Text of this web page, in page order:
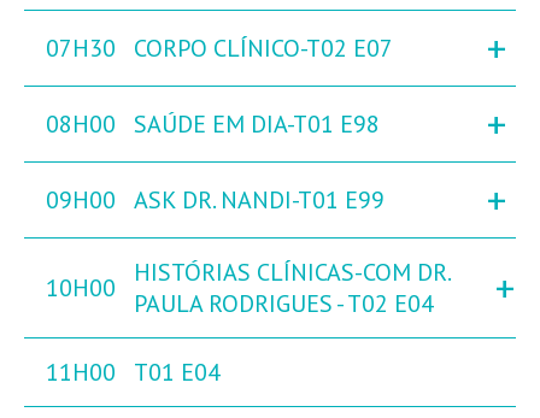
07H30 CORPO CLÍNICO-T02 E07 +
08H00 SAÚDE EM DIA-T01 E98 +
09H00 ASK DR. NANDI-T01 E99 +
10H00
HISTÓRIAS CLÍNICAS-COM DR.
PAULA RODRIGUES - T02 E04
+
11H00 T01 E04